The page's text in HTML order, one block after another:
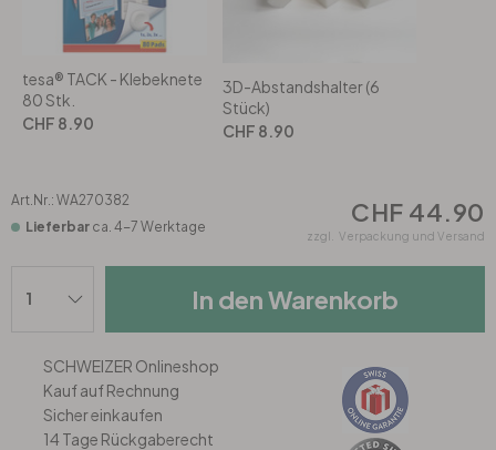
Wohnzimmer
Schlafzimmer
Kinderzimmer
Bad
Flur
Wohnzimmer
Schlafzimmer
Kinderzimmer
Flur
Tapeten Pink & Rosa
Schlafzimmer
Kinderzimmer
tesa® TACK - Klebeknete
80 Stk.
CHF 8.90
3D-Abstandshalter (6
Stück)
CHF 8.90
Art.Nr.: WA270382
Lieferbar ca. 4-7 Werktage CHF 44.90
zzgl. Verpackung und Versand
In den Warenkorb
SCHWEIZER Onlineshop
Kauf auf Rechnung
Sicher einkaufen
14 Tage Rückgaberecht